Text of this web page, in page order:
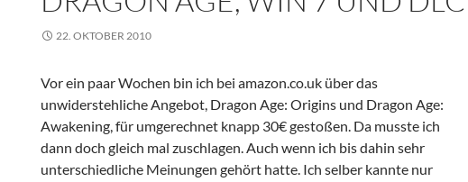
22. OKTOBER 2010
Vor ein paar Wochen bin ich bei amazon.co.uk über das
unwiderstehliche Angebot, Dragon Age: Origins und Dragon Age:
Awakening, für umgerechnet knapp 30€ gestoßen. Da musste ich
dann doch gleich mal zuschlagen. Auch wenn ich bis dahin sehr
unterschiedliche Meinungen gehört hatte. Ich selber kannte nur